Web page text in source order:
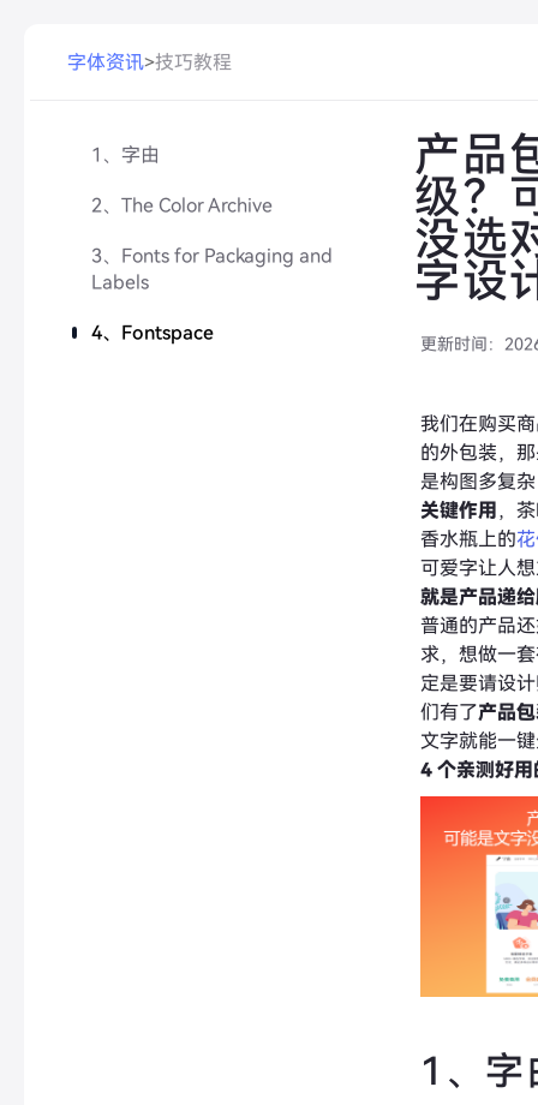
字体资讯>技巧教程
1、字由
2、The Color Archive
3、Fonts for Packaging and
Labels
4、Fontspace
产品
级？
没选
字设
更新时间：
我们在购买
的外包装，
是构图多复
关键作用 ，
香水瓶上的
可爱字让人
就是产品递
普通的产品
求，想做一
定是要请设
们有了产品
文字就能一
4 个亲测好
1、字